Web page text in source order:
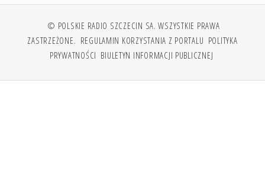
© POLSKIE RADIO SZCZECIN SA. WSZYSTKIE PRAWA
ZASTRZEŻONE. REGULAMIN KORZYSTANIA Z PORTALU POLITYKA
PRYWATNOŚCI BIULETYN INFORMACJI PUBLICZNEJ